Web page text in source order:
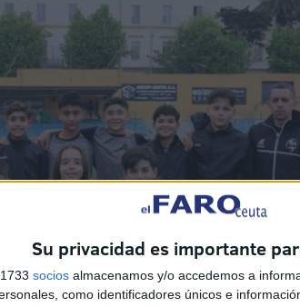
Su privacidad es importante
socios almacenamos y/o accedemos a
como identificadores únicos e